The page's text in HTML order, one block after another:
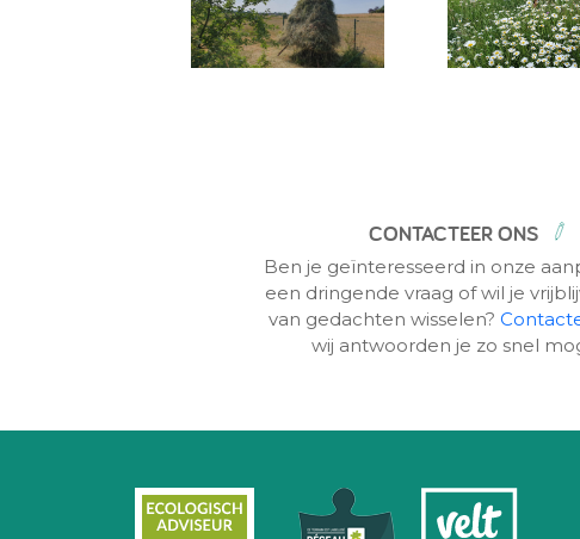
CONTACTEER ONS
Ben je geïnteresseerd in onze
een dringende vraag of wil je
van gedachten wisselen?
wij antwoorden je zo snel